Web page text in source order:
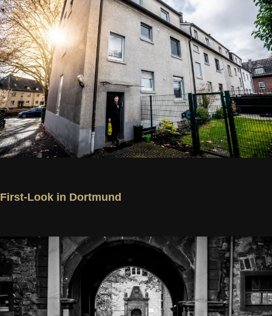
First-Look in Dortmund